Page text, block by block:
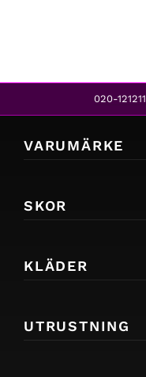
020-121211
VARUMÄRKE
SKOR
KLÄDER
UTRUSTNING